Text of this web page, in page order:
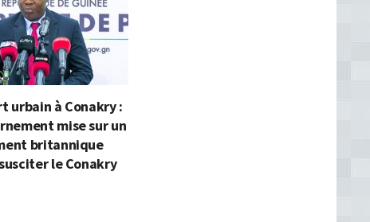
urbain à Conakry :
mise sur un
britannique
le Conakry